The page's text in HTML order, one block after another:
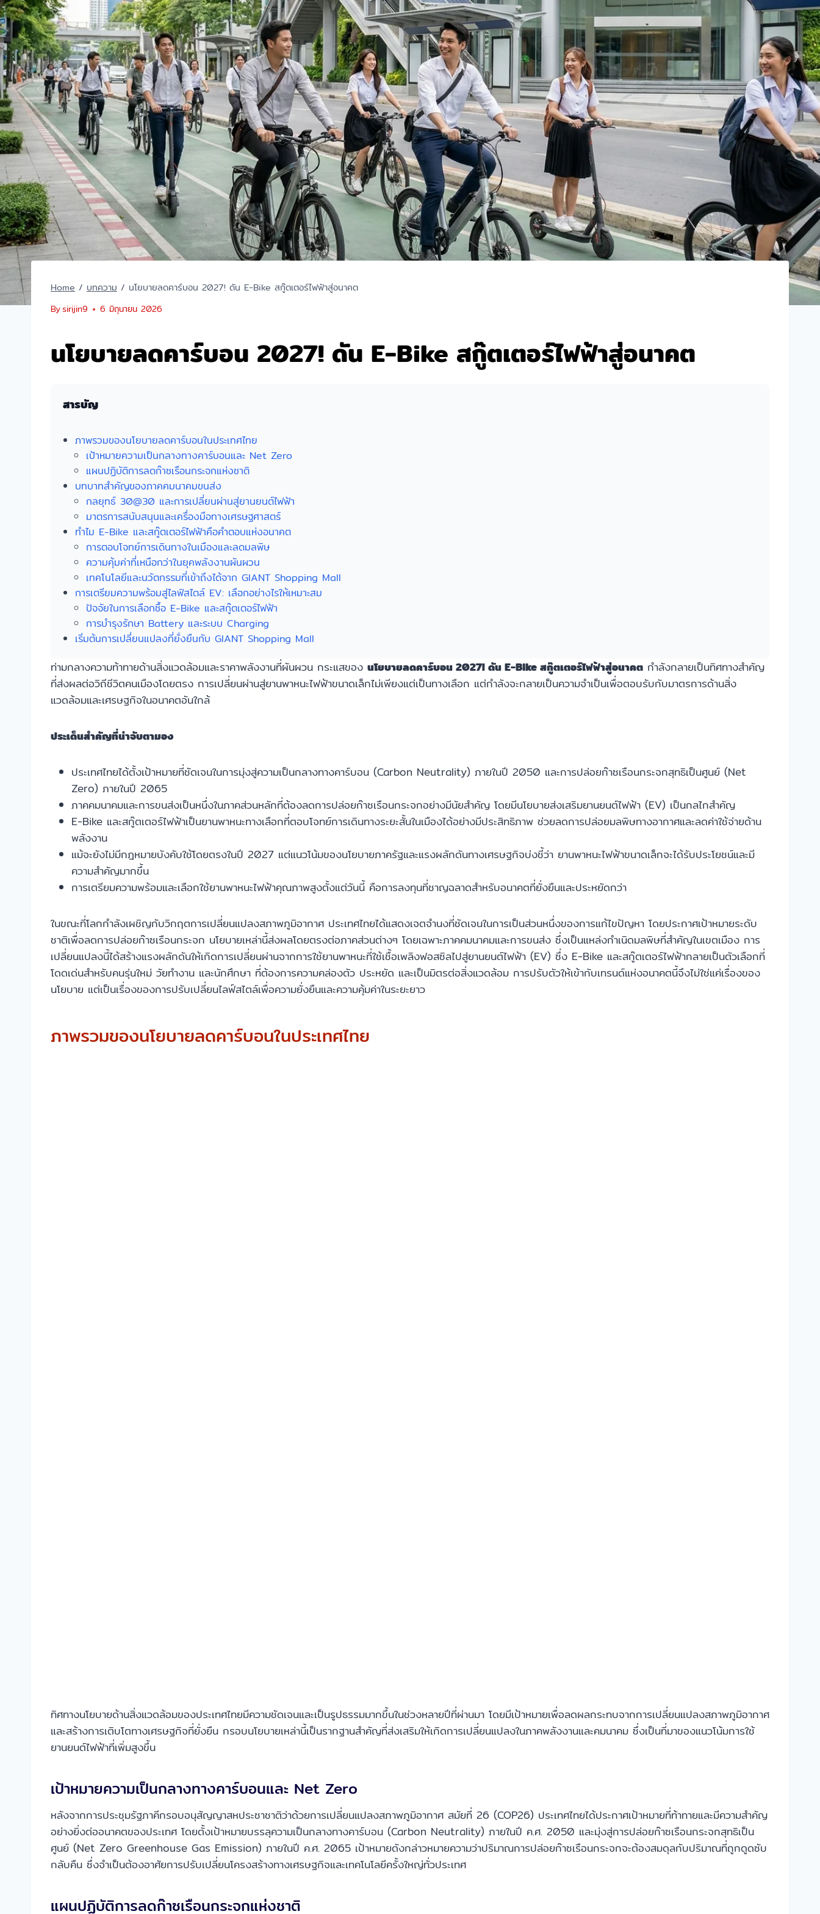
Home / บทความ / นโยบายลดคาร์บอน 2027! ดัน E-Bike สกู๊ตเตอร์ไฟฟ้าสู่อนาคต
Bysirijin9 6 มิถุนายน 2026
นโยบายลดคาร์บอน 2027! ดัน E-Bike สกู๊ตเตอร์ไฟฟ้าสู่อนาคต
สารบัญ
ภาพรวมของนโยบายลดคาร์บอนในประเทศไทย
เป้าหมายความเป็นกลางทางคาร์บอนและ Net Zero
แผนปฏิบัติการลดก๊าซเรือนกระจกแห่งชาติ
บทบาทสำคัญของภาคคมนาคมขนส่ง
กลยุทธ์ 30@30 และการเปลี่ยนผ่านสู่ยานยนต์ไฟฟ้า
มาตรการสนับสนุนและเครื่องมือทางเศรษฐศาสตร์
ทำไม E-Bike และสกู๊ตเตอร์ไฟฟ้าคือคำตอบแห่งอนาคต
การตอบโจทย์การเดินทางในเมืองและลดมลพิษ
ความคุ้มค่าที่เหนือกว่าในยุคพลังงานผันผวน
เทคโนโลยีและนวัตกรรมที่เข้าถึงได้จาก GIANT Shopping Mall
การเตรียมความพร้อมสู่ไลฟ์สไตล์ EV: เลือกอย่างไรให้เหมาะสม
ปัจจัยในการเลือกซื้อ E-Bike และสกู๊ตเตอร์ไฟฟ้า
การบำรุงรักษา Battery และระบบ Charging
เริ่มต้นการเปลี่ยนแปลงที่ยั่งยืนกับ GIANT Shopping Mall
ท่ามกลางความท้าทายด้านสิ่งแวดล้อมและราคาพลังงานที่ผันผวน กระแสของ นโยบายลดคาร์บอน 2027! ดัน E-Bike สกู๊ตเตอร์ไฟฟ้าสู่อนาคต กำลังกลายเป็นทิศทางสำคัญ
ที่ส่งผลต่อวิถีชีวิตคนเมืองโดยตรง การเปลี่ยนผ่านสู่ยานพาหนะไฟฟ้าขนาดเล็กไม่เพียงแต่เป็นทางเลือก แต่กำลังจะกลายเป็นความจำเป็นเพื่อตอบรับกับมาตรการด้านสิ่ง
แวดล้อมและเศรษฐกิจในอนาคตอันใกล้
ประเด็นสำคัญที่น่าจับตามอง
ประเทศไทยได้ตั้งเป้าหมายที่ชัดเจนในการมุ่งสู่ความเป็นกลางทางคาร์บอน (Carbon Neutrality) ภายในปี 2050 และการปล่อยก๊าซเรือนกระจกสุทธิเป็นศูนย์ (Net
Zero) ภายในปี 2065
ภาคคมนาคมและการขนส่งเป็นหนึ่งในภาคส่วนหลักที่ต้องลดการปล่อยก๊าซเรือนกระจกอย่างมีนัยสำคัญ โดยมีนโยบายส่งเสริมยานยนต์ไฟฟ้า (EV) เป็นกลไกสำคัญ
E-Bike และสกู๊ตเตอร์ไฟฟ้าเป็นยานพาหนะทางเลือกที่ตอบโจทย์การเดินทางระยะสั้นในเมืองได้อย่างมีประสิทธิภาพ ช่วยลดการปล่อยมลพิษทางอากาศและลดค่าใช้จ่ายด้าน
พลังงาน
แม้จะยังไม่มีกฎหมายบังคับใช้โดยตรงในปี 2027 แต่แนวโน้มของนโยบายภาครัฐและแรงผลักดันทางเศรษฐกิจบ่งชี้ว่า ยานพาหนะไฟฟ้าขนาดเล็กจะได้รับประโยชน์และมี
ความสำคัญมากขึ้น
การเตรียมความพร้อมและเลือกใช้ยานพาหนะไฟฟ้าคุณภาพสูงตั้งแต่วันนี้ คือการลงทุนที่ชาญฉลาดสำหรับอนาคตที่ยั่งยืนและประหยัดกว่า
ในขณะที่โลกกำลังเผชิญกับวิกฤตการเปลี่ยนแปลงสภาพภูมิอากาศ ประเทศไทยได้แสดงเจตจำนงที่ชัดเจนในการเป็นส่วนหนึ่งของการแก้ไขปัญหา โดยประกาศเป้าหมายระดับ
ชาติเพื่อลดการปล่อยก๊าซเรือนกระจก นโยบายเหล่านี้ส่งผลโดยตรงต่อภาคส่วนต่างๆ โดยเฉพาะภาคคมนาคมและการขนส่ง ซึ่งเป็นแหล่งกำเนิดมลพิษที่สำคัญในเขตเมือง การ
เปลี่ยนแปลงนี้ได้สร้างแรงผลักดันให้เกิดการเปลี่ยนผ่านจากการใช้ยานพาหนะที่ใช้เชื้อเพลิงฟอสซิลไปสู่ยานยนต์ไฟฟ้า (EV) ซึ่ง E-Bike และสกู๊ตเตอร์ไฟฟ้ากลายเป็นตัวเลือกที่
โดดเด่นสำหรับคนรุ่นใหม่ วัยทำงาน และนักศึกษา ที่ต้องการความคล่องตัว ประหยัด และเป็นมิตรต่อสิ่งแวดล้อม การปรับตัวให้เข้ากับเทรนด์แห่งอนาคตนี้จึงไม่ใช่แค่เรื่องของ
นโยบาย แต่เป็นเรื่องของการปรับเปลี่ยนไลฟ์สไตล์เพื่อความยั่งยืนและความคุ้มค่าในระยะยาว
ภาพรวมของนโยบายลดคาร์บอนในประเทศไทย
ทิศทางนโยบายด้านสิ่งแวดล้อมของประเทศไทยมีความชัดเจนและเป็นรูปธรรมมากขึ้นในช่วงหลายปีที่ผ่านมา โดยมีเป้าหมายเพื่อลดผลกระทบจากการเปลี่ยนแปลงสภาพภูมิอากาศ
และสร้างการเติบโตทางเศรษฐกิจที่ยั่งยืน กรอบนโยบายเหล่านี้เป็นรากฐานสำคัญที่ส่งเสริมให้เกิดการเปลี่ยนแปลงในภาคพลังงานและคมนาคม ซึ่งเป็นที่มาของแนวโน้มการใช้
ยานยนต์ไฟฟ้าที่เพิ่มสูงขึ้น
เป้าหมายความเป็นกลางทางคาร์บอนและ Net Zero
หลังจากการประชุมรัฐภาคีกรอบอนุสัญญาสหประชาชาติว่าด้วยการเปลี่ยนแปลงสภาพภูมิอากาศ สมัยที่ 26 (COP26) ประเทศไทยได้ประกาศเป้าหมายที่ท้าทายและมีความสำคัญ
อย่างยิ่งต่ออนาคตของประเทศ โดยตั้งเป้าหมายบรรลุความเป็นกลางทางคาร์บอน (Carbon Neutrality) ภายในปี ค.ศ. 2050 และมุ่งสู่การปล่อยก๊าซเรือนกระจกสุทธิเป็น
ศูนย์ (Net Zero Greenhouse Gas Emission) ภายในปี ค.ศ. 2065 เป้าหมายดังกล่าวหมายความว่าปริมาณการปล่อยก๊าซเรือนกระจกจะต้องสมดุลกับปริมาณที่ถูกดูดซับ
กลับคืน ซึ่งจำเป็นต้องอาศัยการปรับเปลี่ยนโครงสร้างทางเศรษฐกิจและเทคโนโลยีครั้งใหญ่ทั่วประเทศ
แผนปฏิบัติการลดก๊าซเรือนกระจกแห่งชาติ